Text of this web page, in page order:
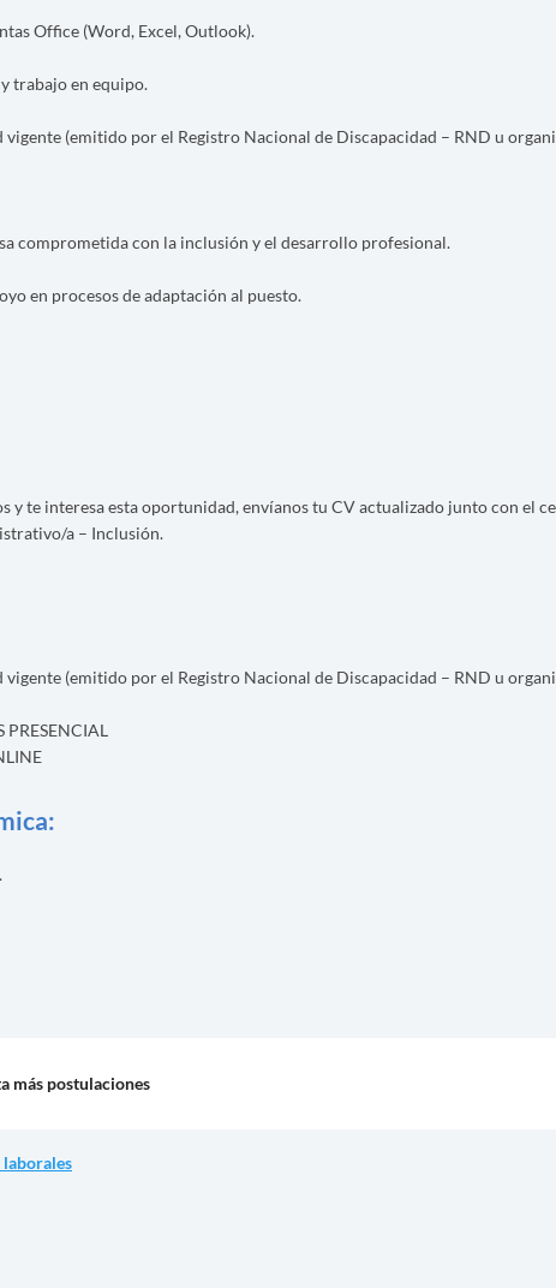
Office (Word, Excel, Outlook).
trabajo en equipo.
(emitido por el Registro Nacional de Discapacidad – RND u
comprometida con la inclusión y el desarrollo profesional.
en procesos de adaptación al puesto.
y te interesa esta oportunidad, envíanos tu CV actualizado junto con el
a – Inclusión.
(emitido por el Registro Nacional de Discapacidad – RND u
PRESENCIAL
más postulaciones